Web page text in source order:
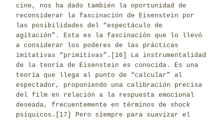
cine, nos ha dado también la oportunidad de
reconsiderar la fascinación de Eisenstein por
las posibilidades del “espectáculo de
agitación”. Esta es la fascinación que lo llevó
a considerar los poderes de las prácticas
imitativas “primitivas”. [16]
La instrumentalidad
de la teoría de Eisenstein es conocida. Es una
teoría que llega al punto de “calcular” al
espectador, proponiendo una calibración precisa
del film en relación a la respuesta emocional
deseada, frecuentemente en términos de shock
psíquicos. [17]
Pero siempre para suavizar el